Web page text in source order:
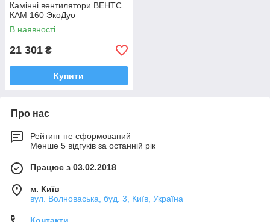
Камінні вентилятори ВЕНТС
КАМ 160 ЭкоДуо
В наявності
21 301 ₴
Купити
Про нас
Рейтинг не сформований
Менше 5 відгуків за останній рік
Працює з 03.02.2018
м. Київ
вул. Волноваська, буд. 3, Київ, Україна